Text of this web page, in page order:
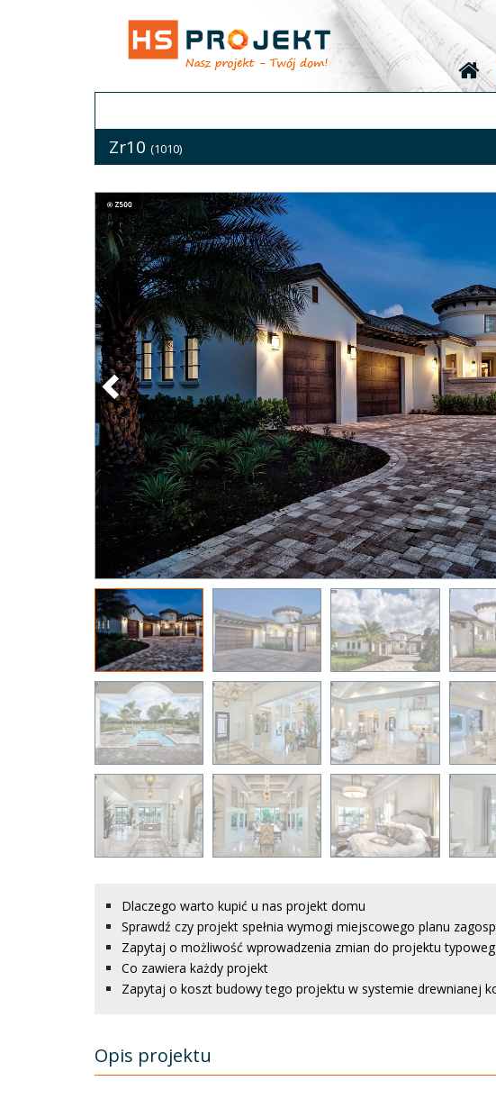
Zr10 (1010)
Previous
Dlaczego warto kupić u nas projekt domu
Sprawdź czy projekt spełnia wymogi miejscowego planu
Zapytaj o możliwość wprowadzenia zmian do projektu
Co zawiera każdy projekt
Zapytaj o koszt budowy tego projektu w systemie drewnianej
Opis projektu